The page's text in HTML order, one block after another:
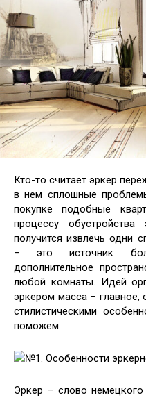
Кто-то считает эркер
в нем сплошные
покупке подобные
процессу
получится извлечь одни
– это источник
дополнительное
любой комнаты. Идей
эркером масса – главное,
стилистическими
поможем.
№1. Особенности
Эркер – слово